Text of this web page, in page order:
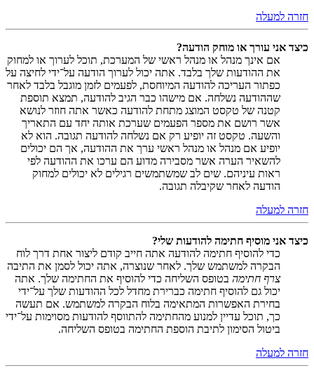
חזרה למעלה
כיצד אני עורך או מוחק הודעה?
אם אינך מנהל או מנהל ראשי של המערכת, תוכל לערוך או למחוק
את ההודעות שלך בלבד. אתה יכול לערוך הודעה על־ידי לחיצה על
כפתור העריכה להודעה המיוחסת, לפעמים לזמן מוגבל בלבד לאחר
שההודעה נשלחה. אם מישהו כבר הגיב להודעה, תמצא תוספת
קטנה של טקסט המוצג מתחת להודעה כאשר אתה חוזר לנושא
אשר רושם את מספר הפעמים שערכת אותה יחד עם התאריך
והשעה. טקסט זה יופיע רק אם נשלחה להודעה תגובה. הוא לא
יופיע אם מנהל או מנהל ראשי ערך את ההודעה, אך הם יכולים
להשאיר הערה אשר מסבירה מדוע הם ערכו את ההודעה לפי
ראות עיניהם. שים לב שמשתמשים רגילים לא יכולים למחוק
הודעה לאחר שקיבלה תגובה.
חזרה למעלה
כיצד אני מוסיף חתימה להודעות שלי?
כדי להוסיף חתימה להודעה אתה חייב קודם ליצור אחת דרך לוח
הבקרה למשתמש שלך. לאחר שנוצרה, אתה יכול לסמן את התיבה
צרף חתימה בטופס השליחה כדי להוסיף את החתימה שלך. אתה
יכול גם להוסיף חתימה כברירת מחדל לכל ההודעות שלך על־ידי
בחירת האפשרות המתאימה בלוח הבקרה למשתמש. אם תעשה
כך, תוכל עדיין למנוע מהחתימה להתווסף להודעות מסוימות על־ידי
ביטול הסימון לתיבת הוספת החתימה בטופס השליחה.
חזרה למעלה